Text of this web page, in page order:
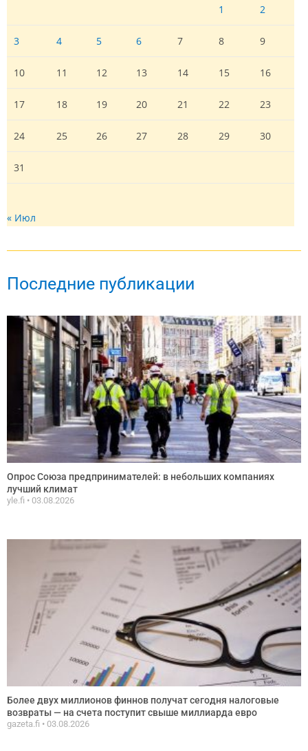
1 2
3 4 5 6 7 8 9
10 11 12 13 14 15 16
17 18 19 20 21 22 23
24 25 26 27 28 29 30
31
« Июл
Последние публикации
Опрос Союза предпринимателей: в небольших компаниях
лучший климат
yle.fi 03.08.2026
Более двух миллионов финнов получат сегодня налоговые
возвраты — на счета поступит свыше миллиарда евро
gazeta.fi 03.08.2026